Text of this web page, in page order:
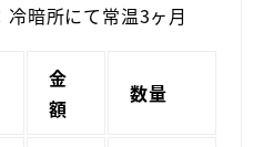
冷暗所にて常温3ヶ月
金
額
数量